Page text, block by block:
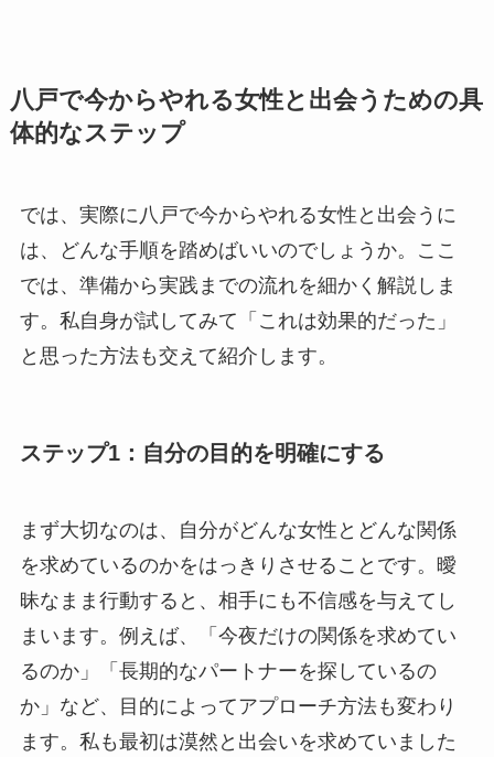
八戸で今からやれる女性と出会うための具
体的なステップ
では、実際に八戸で今からやれる女性と出会うに
は、どんな手順を踏めばいいのでしょうか。ここ
では、準備から実践までの流れを細かく解説しま
す。私自身が試してみて「これは効果的だった」
と思った方法も交えて紹介します。
ステップ1：自分の目的を明確にする
まず大切なのは、自分がどんな女性とどんな関係
を求めているのかをはっきりさせることです。曖
昧なまま行動すると、相手にも不信感を与えてし
まいます。例えば、「今夜だけの関係を求めてい
るのか」「長期的なパートナーを探しているの
か」など、目的によってアプローチ方法も変わり
ます。私も最初は漠然と出会いを求めていました